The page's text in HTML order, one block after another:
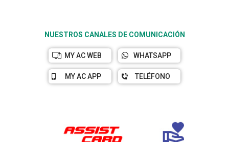
NUESTROS CANALES DE COMUNICACIÓN
MY AC WEB WHATSAPP
MY AC APP TELÉFONO